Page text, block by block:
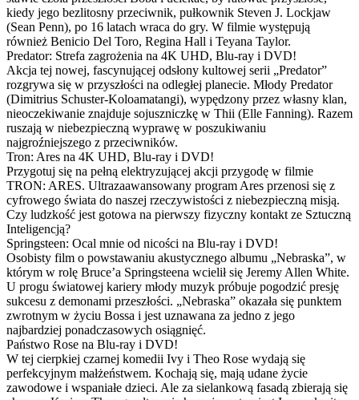
kiedy jego bezlitosny przeciwnik, pułkownik Steven J. Lockjaw
(Sean Penn), po 16 latach wraca do gry. W filmie występują
również Benicio Del Toro, Regina Hall i Teyana Taylor.
Predator: Strefa zagrożenia na 4K UHD, Blu-ray i DVD!
Akcja tej nowej, fascynującej odsłony kultowej serii „Predator”
rozgrywa się w przyszłości na odległej planecie. Młody Predator
(Dimitrius Schuster-Koloamatangi), wypędzony przez własny klan,
nieoczekiwanie znajduje sojuszniczkę w Thii (Elle Fanning). Razem
ruszają w niebezpieczną wyprawę w poszukiwaniu
najgroźniejszego z przeciwników.
Tron: Ares na 4K UHD, Blu-ray i DVD!
Przygotuj się na pełną elektryzującej akcji przygodę w filmie
TRON: ARES. Ultrazaawansowany program Ares przenosi się z
cyfrowego świata do naszej rzeczywistości z niebezpieczną misją.
Czy ludzkość jest gotowa na pierwszy fizyczny kontakt ze Sztuczną
Inteligencją?
Springsteen: Ocal mnie od nicości na Blu-ray i DVD!
Osobisty film o powstawaniu akustycznego albumu „Nebraska”, w
którym w rolę Bruce’a Springsteena wcielił się Jeremy Allen White.
U progu światowej kariery młody muzyk próbuje pogodzić presję
sukcesu z demonami przeszłości. „Nebraska” okazała się punktem
zwrotnym w życiu Bossa i jest uznawana za jedno z jego
najbardziej ponadczasowych osiągnięć.
Państwo Rose na Blu-ray i DVD!
W tej cierpkiej czarnej komedii Ivy i Theo Rose wydają się
perfekcyjnym małżeństwem. Kochają się, mają udane życie
zawodowe i wspaniałe dzieci. Ale za sielankową fasadą zbierają się